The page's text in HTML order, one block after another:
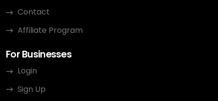
Contact
Affiliate Program
For Businesses
Login
Sign Up